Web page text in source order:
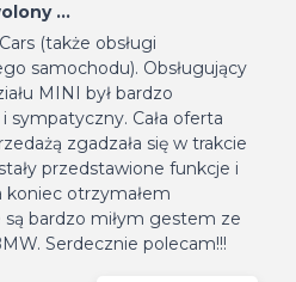
...
(także obsługi
samochodu). Obsługujący
MINI był bardzo
sympatyczny. Cała oferta
zgadzała się w trakcie
przedstawione funkcje i
koniec otrzymałem
bardzo miłym gestem ze
Serdecznie polecam!!!